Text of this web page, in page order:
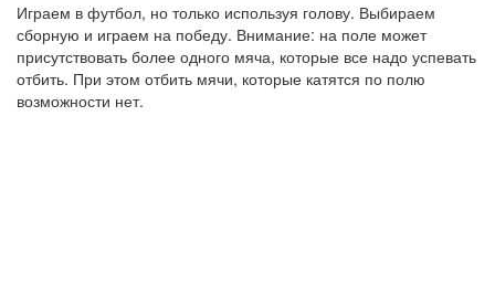
Играем в футбол, но только используя голову. Выбираем
сборную и играем на победу. Внимание: на поле может
присутствовать более одного мяча, которые все надо успевать
отбить. При этом отбить мячи, которые катятся по полю
возможности нет.